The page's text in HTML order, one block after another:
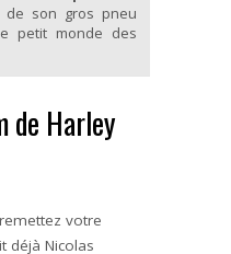
son gros pneu
petit monde des
de Harley
votre
déjà Nicolas